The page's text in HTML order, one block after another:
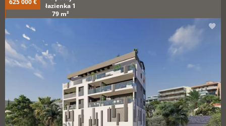
625 000 €
łazienka 1
79 m²